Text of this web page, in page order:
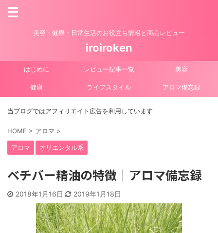
美容・健康・日常生活のお役立ち情報と商品レビュー
iroiroken
はじめに レビュー記事一覧 美容
健康 ライフスタイル アロマ備忘録
当ブログではアフィリエイト広告を利用しています
HOME > アロマ >
アロマ オリエンタル系
ベチバー精油の特徴｜アロマ備忘録
2018年1月16日 2019年1月18日